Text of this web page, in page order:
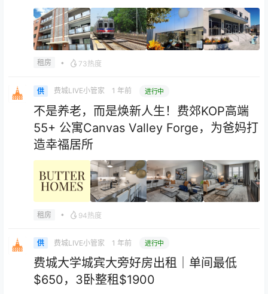
租房 • 73热度
供 费城LIVE小管家 1 年前 进行中
不是养老，而是焕新人生！费郊KOP高端
55+ 公寓Canvas Valley Forge，为爸妈打
造幸福居所
租房 • 94热度
供 费城LIVE小管家 1 年前 进行中
费城大学城宾大旁好房出租｜单间最低
$650，3卧整租$1900